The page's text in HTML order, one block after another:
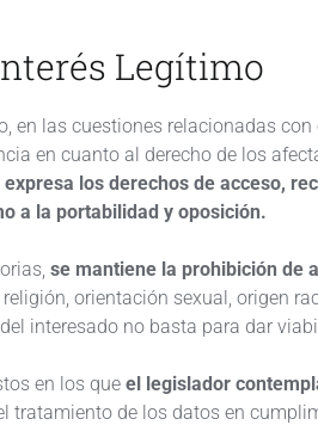
Legítimo
en las cuestiones relacionadas
en cuanto al derecho de los
los derechos de acceso,
a la portabilidad y oposición.
se mantiene la prohibición de
orientación sexual, origen
interesado no basta para dar
en los que el legislador
tratamiento de los datos en